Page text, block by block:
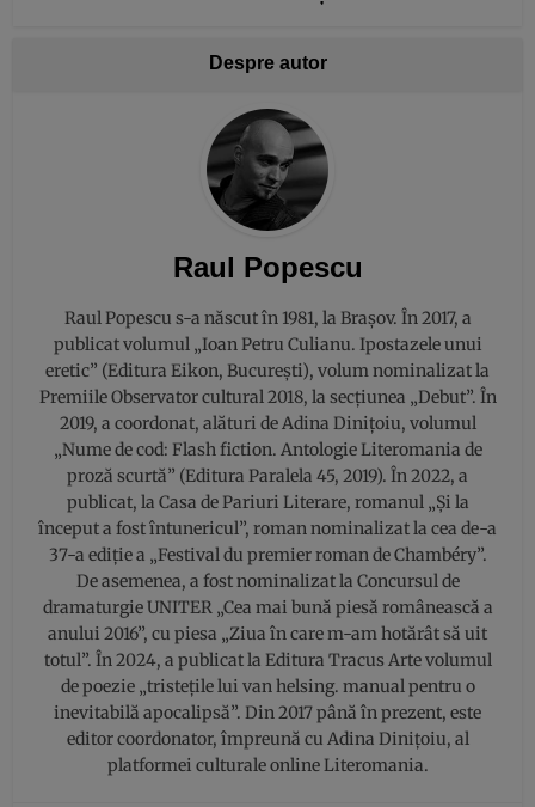
Despre autor
Raul Popescu
Raul Popescu s-a născut în 1981, la Brașov. În 2017, a
publicat volumul „Ioan Petru Culianu. Ipostazele unui
eretic” (Editura Eikon, București), volum nominalizat la
Premiile Observator cultural 2018, la secțiunea „Debut”. În
2019, a coordonat, alături de Adina Dinițoiu, volumul
„Nume de cod: Flash fiction. Antologie Literomania de
proză scurtă” (Editura Paralela 45, 2019). În 2022, a
publicat, la Casa de Pariuri Literare, romanul „Și la
început a fost întunericul”, roman nominalizat la cea de-a
37-a ediție a „Festival du premier roman de Chambéry”.
De asemenea, a fost nominalizat la Concursul de
dramaturgie UNITER „Cea mai bună piesă românească a
anului 2016”, cu piesa „Ziua în care m-am hotărât să uit
totul”. În 2024, a publicat la Editura Tracus Arte volumul
de poezie „tristețile lui van helsing. manual pentru o
inevitabilă apocalipsă”. Din 2017 până în prezent, este
editor coordonator, împreună cu Adina Dinițoiu, al
platformei culturale online Literomania.